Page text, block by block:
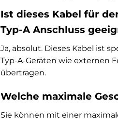
Ist dieses Kabel für
Typ-A Anschluss
Ja, absolut. Dieses Kabel ist
Typ-A-Geräten wie externen
übertragen.
Welche maximale
Sie können mit einer